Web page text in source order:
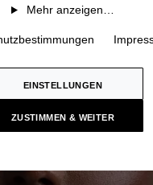
Mehr anzeigen…
EINSTELLUNGEN
ZUSTIMMEN & WEITER